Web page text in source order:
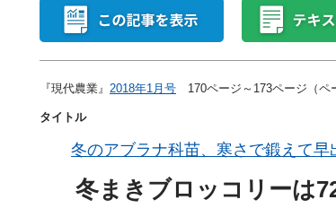
『現代農業』 2018年1月号 170ページ～173ページ（ペ
タイトル
冬のアブラナ科苗、寒さで鍛えて早
冬まきブロッコリーは